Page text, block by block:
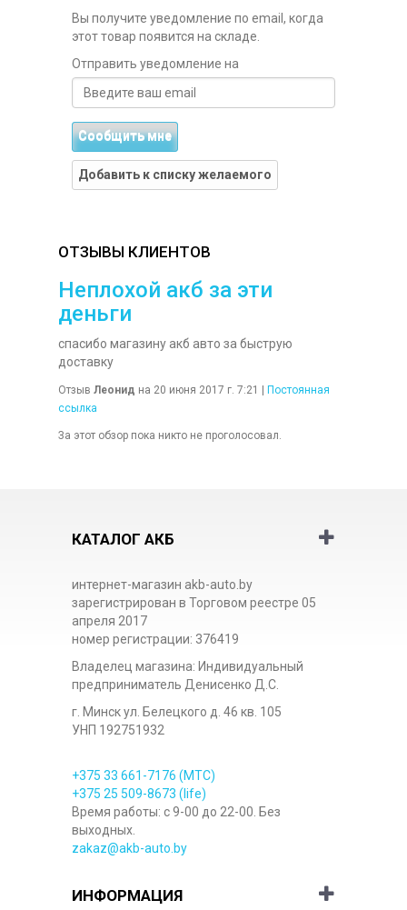
Вы получите уведомление по email, когда
этот товар появится на складе.
Отправить уведомление на
Сообщить мне
Добавить к списку желаемого
ОТЗЫВЫ КЛИЕНТОВ
Неплохой акб за эти
деньги
спасибо магазину акб авто за быструю
доставку
Отзыв Леонид на 20 июня 2017 г. 7:21 |
Постоянная
ссылка
За этот обзор пока никто не проголосовал.
КАТАЛОГ АКБ
интернет-магазин akb-auto.by
зарегистрирован в Торговом реестре 05
апреля 2017
номер регистрации: 376419
Владелец магазина: Индивидуальный
предприниматель Денисенко Д.С.
г. Минск ул. Белецкого д. 46 кв. 105
УНП 192751932
+375 33 661-7176 (МТС)
+375 25 509-8673 (life)
Время работы: с 9-00 до 22-00. Без
выходных.
zakaz@akb-auto.by
ИНФОРМАЦИЯ